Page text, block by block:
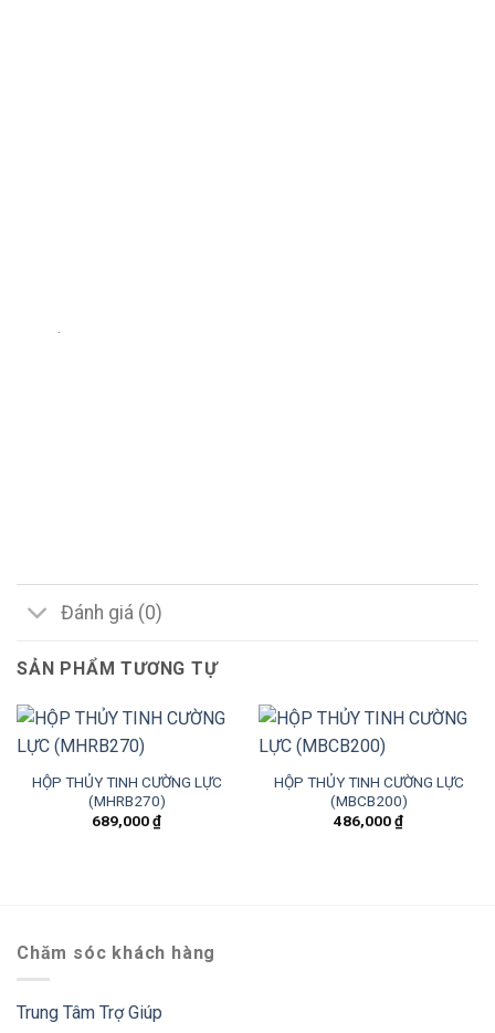
.
Đánh giá (0)
SẢN PHẨM TƯƠNG TỰ
HỘP THỦY TINH CƯỜNG LỰC
(MHRB270)
689,000₫
HỘP THỦY TINH CƯỜNG LỰC
(MBCB200)
486,000₫
Chăm sóc khách hàng
Trung Tâm Trợ Giúp